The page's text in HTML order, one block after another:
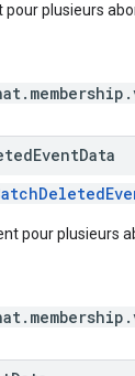
plusieurs
EventData
pour plusieurs